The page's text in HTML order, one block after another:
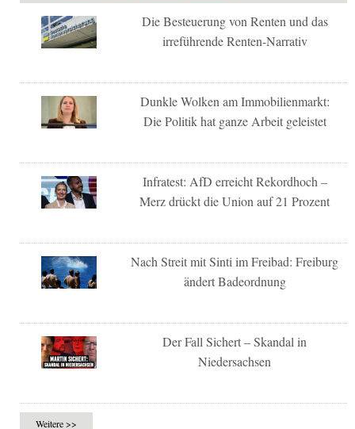
Die Besteuerung von Renten und das
irreführende Renten-Narrativ
Dunkle Wolken am Immobilienmarkt:
Die Politik hat ganze Arbeit geleistet
Infratest: AfD erreicht Rekordhoch –
Merz drückt die Union auf 21 Prozent
Nach Streit mit Sinti im Freibad: Freiburg
ändert Badeordnung
Der Fall Sichert – Skandal in
Niedersachsen
Weitere >>